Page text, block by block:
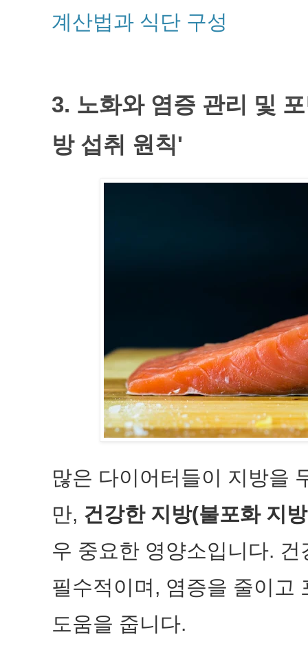
계산법과 식단 구성
3. 노화와 염증 관리 및
방 섭취 원칙'
많은 다이어터들이 지방을
만, 건강한 지방(불포화 지
우 중요한 영양소입니다.
필수적이며, 염증을 줄이고
도움을 줍니다.